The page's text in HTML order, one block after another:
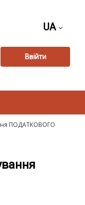
UA
Ввійти
ПОДАТКОВОГО